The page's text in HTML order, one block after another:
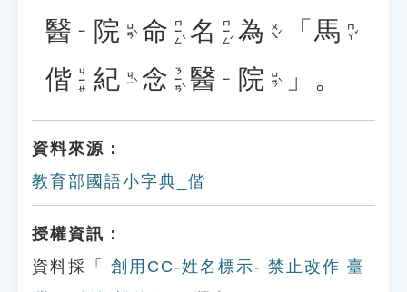
醫 ㄧ 院 ㄩㄢˋ 命 ㄇㄧㄥˋ 名 ㄇㄧㄥˊ 為 ㄨㄟˊ 「 馬 ㄇㄚˇ
偕 ㄐㄧㄝ 紀 ㄐㄧˋ 念 ㄋㄧㄢˋ 醫 ㄧ 院 ㄩㄢˋ 」 。
資料來源：
教育部國語小字典_偕
授權資訊：
資料採「
創用CC-姓名標示- 禁止改作 臺